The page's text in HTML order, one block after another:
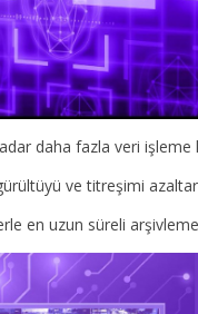
daha fazla veri işleme
ve titreşimi
en uzun süreli arşivleme